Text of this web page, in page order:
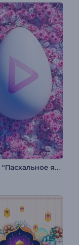
Интро "Пасхальное яйцо в цветах"